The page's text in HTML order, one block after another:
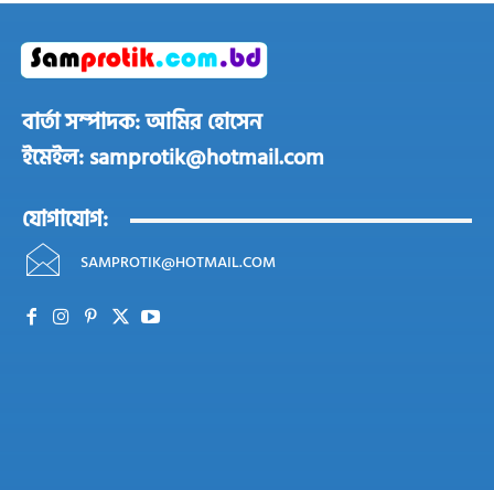
বার্তা সম্পাদক: আমির হোসেন
ইমেইল: samprotik@hotmail.com
যোগাযোগ:
SAMPROTIK@HOTMAIL.COM